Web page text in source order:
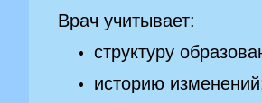
Врач учитывает:
структуру
историю